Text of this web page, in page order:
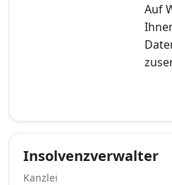
Auf
Insolvenzverwalter
Kanzlei